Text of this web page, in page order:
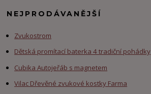
NEJPRODÁVANĚJŠÍ
Zvukostrom
Dětská promítací baterka 4 tradiční pohádky
Cubika Autojeřáb s magnetem
Vilac Dřevěné zvukové kostky Farma